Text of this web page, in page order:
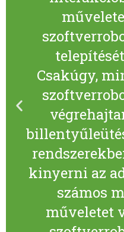
Csakúgy,
kinyerni az
számos
műveletet